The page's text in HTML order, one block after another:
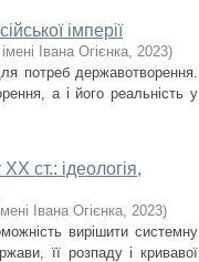
імперії
Івана Огієнка, 2023)
потреб державотворення.
а і його реальність у
ст.: ідеологія,
Івана Огієнка, 2023)
вирішити системну
її розпаду і кривавої